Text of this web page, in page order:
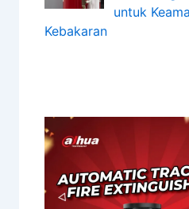
untuk
Kebakaran